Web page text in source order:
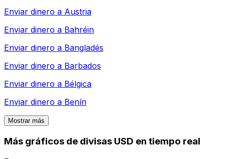
Enviar dinero a Austria
Enviar dinero a Bahréin
Enviar dinero a Bangladés
Enviar dinero a Barbados
Enviar dinero a Bélgica
Enviar dinero a Benín
Mostrar más
Más gráficos de divisas USD en tiempo real